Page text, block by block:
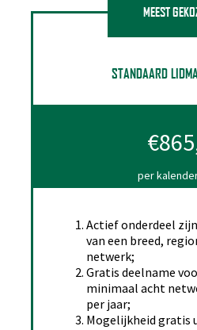
MEEST
STANDAARD
per
Actief onderdeel
van een breed,
netwerk;
Gratis deelname
minimaal acht
per jaar;
Mogelijkheid gratis